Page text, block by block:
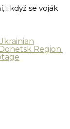
i když se voják
Region.